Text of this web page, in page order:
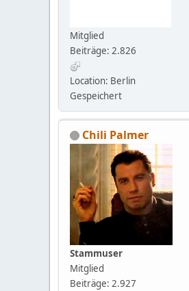
Mitglied
Beiträge: 2.826
Location: Berlin
Gespeichert
Chili Palmer
Stammuser
Mitglied
Beiträge: 2.927